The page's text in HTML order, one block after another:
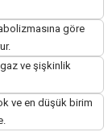
göre
gaz ve şişkinlik
ve en düşük birim